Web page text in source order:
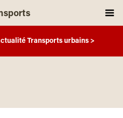
Transports urbains >